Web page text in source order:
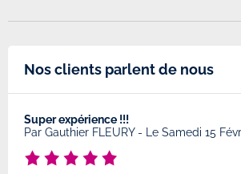
Nos clients parlent de nous
Super expérience !!!
Par Gauthier FLEURY- Le Samedi 15